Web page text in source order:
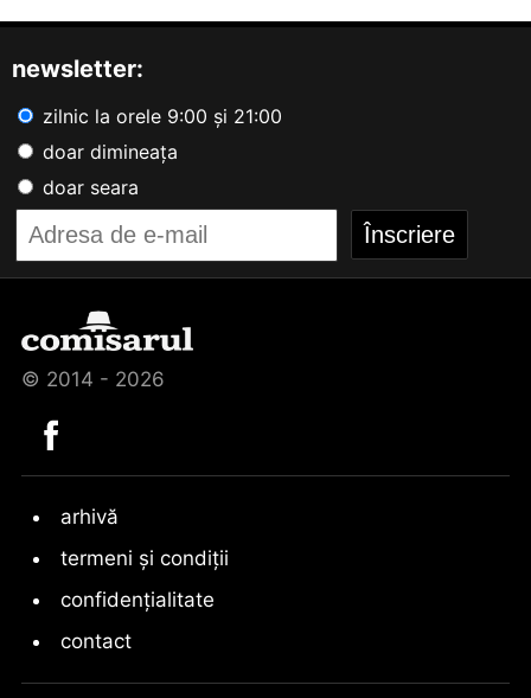
newsletter:
zilnic la orele 9:00 și 21:00
doar dimineața
doar seara
© 2014 - 2026
arhivă
termeni și condiții
confidențialitate
contact